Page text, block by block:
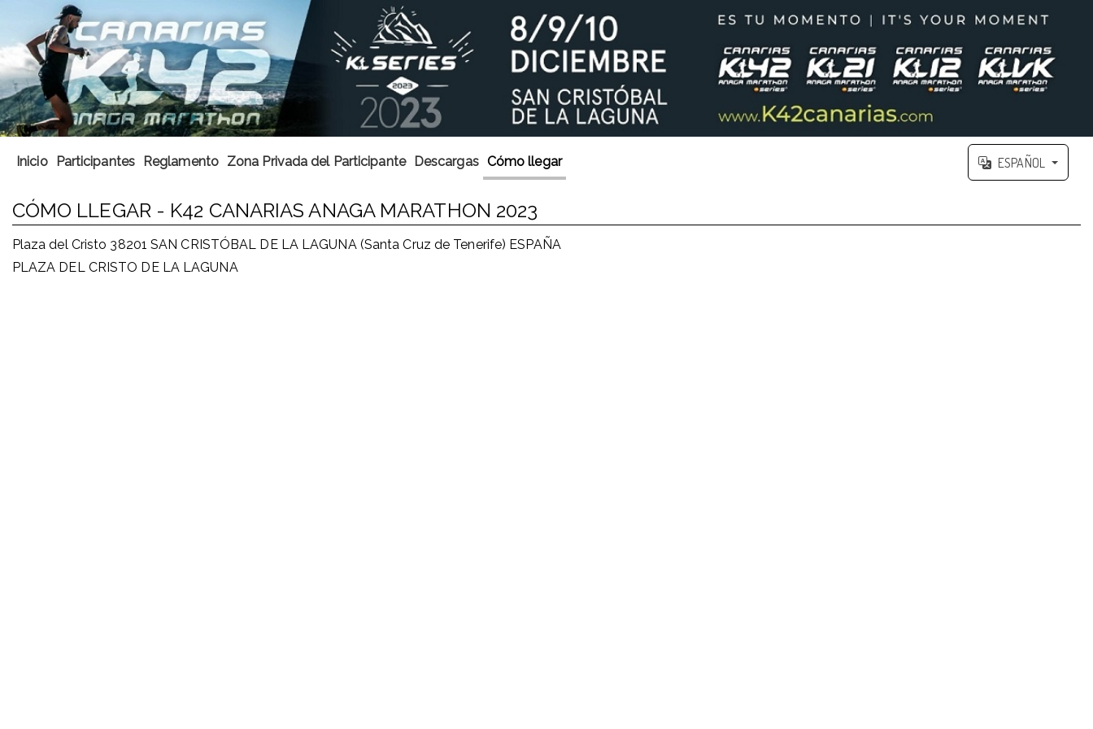
Inicio Participantes Reglamento Zona Privada del Participante Descargas Cómo llegar ESPAÑOL
CÓMO LLEGAR - K42 CANARIAS ANAGA MARATHON 2023
Plaza del Cristo 38201 SAN CRISTÓBAL DE LA LAGUNA (Santa Cruz de Tenerife) ESPAÑA
PLAZA DEL CRISTO DE LA LAGUNA